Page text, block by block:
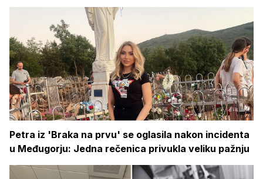
Petra iz 'Braka na prvu' se oglasila nakon incidenta
u Međugorju: Jedna rečenica privukla veliku pažnju